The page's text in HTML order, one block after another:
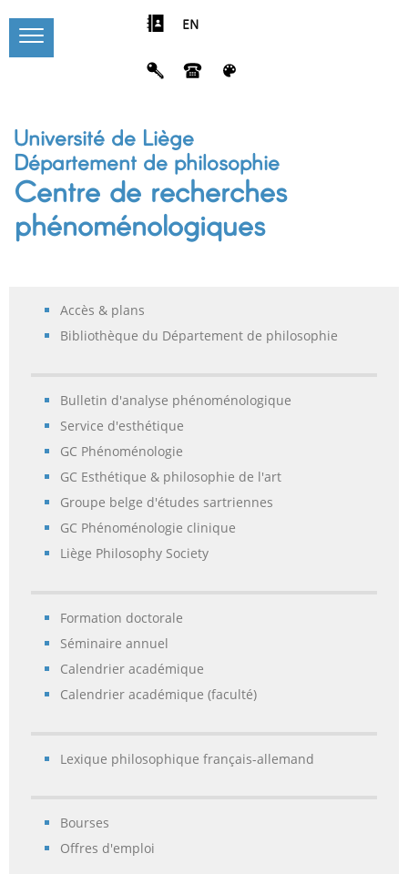
EN
Université de Liège
Département de philosophie
Centre de recherches
phénoménologiques
Accès & plans
Bibliothèque du Département de philosophie
Bulletin d'analyse phénoménologique
Service d'esthétique
GC Phénoménologie
GC Esthétique & philosophie de l'art
Groupe belge d'études sartriennes
GC Phénoménologie clinique
Liège Philosophy Society
Formation doctorale
Séminaire annuel
Calendrier académique
Calendrier académique (faculté)
Lexique philosophique français-allemand
Bourses
Offres d'emploi